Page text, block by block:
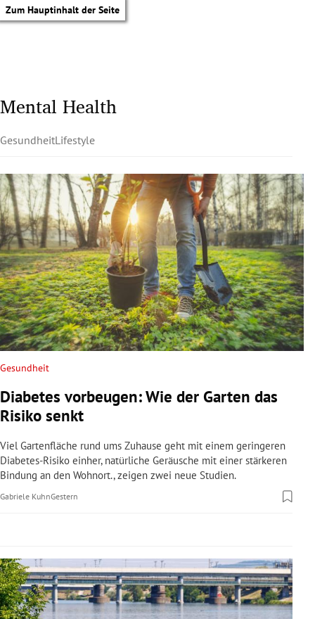
Zum Hauptinhalt der Seite
Untermenü
Untermenü
Untermenü
Untermenü
Untermenü
Untermenü
Untermenü
Untermenü
Mental Health
GesundheitLifestyle
Gesundheit
Diabetes vorbeugen: Wie der Garten das
Risiko senkt
Viel Gartenfläche rund ums Zuhause geht mit einem geringeren
Diabetes-Risiko einher, natürliche Geräusche mit einer stärkeren
Bindung an den Wohnort., zeigen zwei neue Studien.
Gabriele KuhnGestern